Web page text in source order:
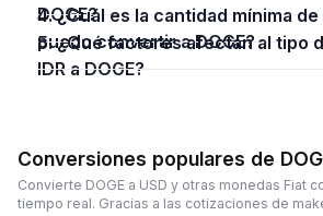
DOGE?
4. ¿Cuál es la cantidad mínima de IDR que
puedo convertir a DOGE?
5. ¿Qué factores afectan al tipo de cambio de
IDR a DOGE?
Conversiones populares de
Convierte DOGE a USD y otras monedas Fiat
tiempo real. Gracias a las cotizaciones de